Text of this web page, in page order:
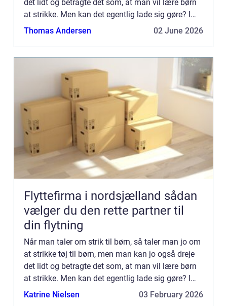
det lidt og betragte det som, at man vil lære børn
at strikke. Men kan det egentlig lade sig gøre? I
gamle dage var man meget afhængig af, at man
Thomas Andersen 02 June 2026
Flyttefirma i nordsjælland sådan
vælger du den rette partner til
din flytning
Når man taler om strik til børn, så taler man jo om
at strikke tøj til børn, men man kan jo også dreje
det lidt og betragte det som, at man vil lære børn
at strikke. Men kan det egentlig lade sig gøre? I
gamle dage var man meget afhængig af, at man
Katrine Nielsen 03 February 2026